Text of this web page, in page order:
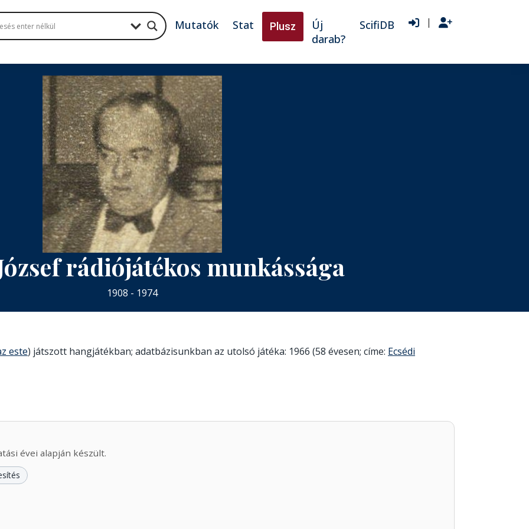
Mutatók Stat Plusz
Új
darab?
ScifiDB |
rádiójátékos munkássága
1908 - 1974
este) játszott hangjátékban; adatbázisunkban az utolsó játéka: 1966 (58 évesen; címe: Ecsédi
évei alapján készült.